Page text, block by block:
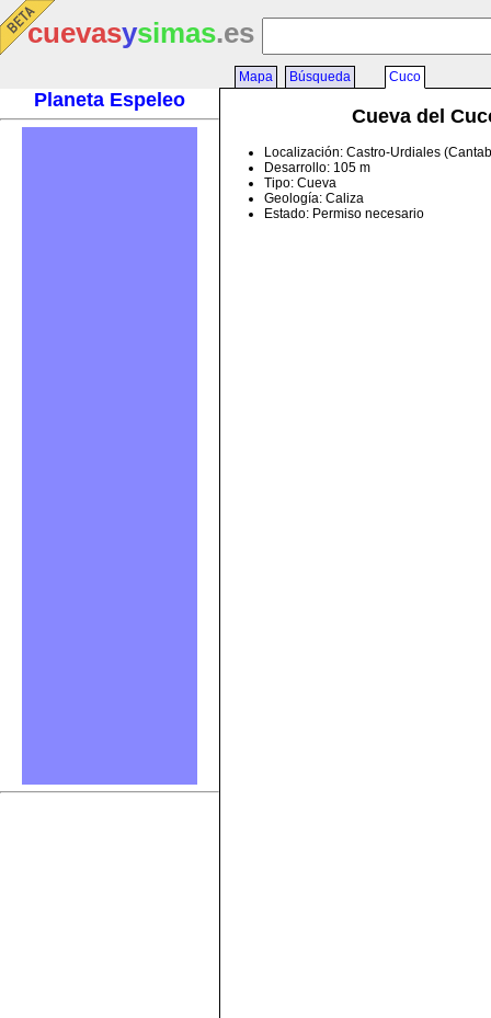
cuevasysimas.es
Planeta Espeleo
Mapa Búsqueda Cuco
Cueva del
Localización: Castro-Urdiales
Desarrollo: 105 m
Tipo: Cueva
Geología: Caliza
Estado: Permiso necesario